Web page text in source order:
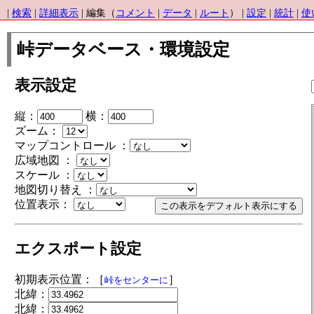
検索 詳細表示 | 編集（ コメント データ ルート ） | 設定 統計 使
峠データベース・環境設定
表示設定
縦：
横：
ズーム：
マップコントロール ：
広域地図 ：
スケール ：
地図切り替え ：
位置表示：
エクスポート設定
初期表示位置：［峠をセンターに ］
北緯：
北緯：